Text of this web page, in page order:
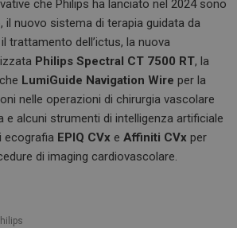
che Philips ha lanciato nel 2024 sono
il nuovo sistema di terapia guidata da
trattamento dell’ictus, la nuova
Philips Spectral CT 7500 RT, la
LumiGuide Navigation Wire per la
nelle operazioni di chirurgia vascolare
e alcuni strumenti di intelligenza artificiale
ecografia EPIQ CVx eAffiniti CVx per
di imaging cardiovascolare.